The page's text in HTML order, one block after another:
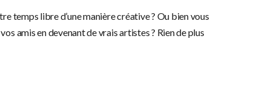
temps libre d’une manière créative ? Ou bien vous
amis en devenant de vrais artistes ? Rien de plus